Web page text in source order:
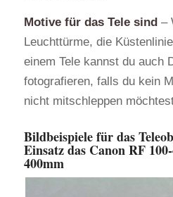
Motive für das Tele sind–
Leuchttürme, die
einem Tele kannst du auch
fotografieren, falls du kein
nicht mitschleppen
Bildbeispiele für das
Einsatz das Canon RF
400mm